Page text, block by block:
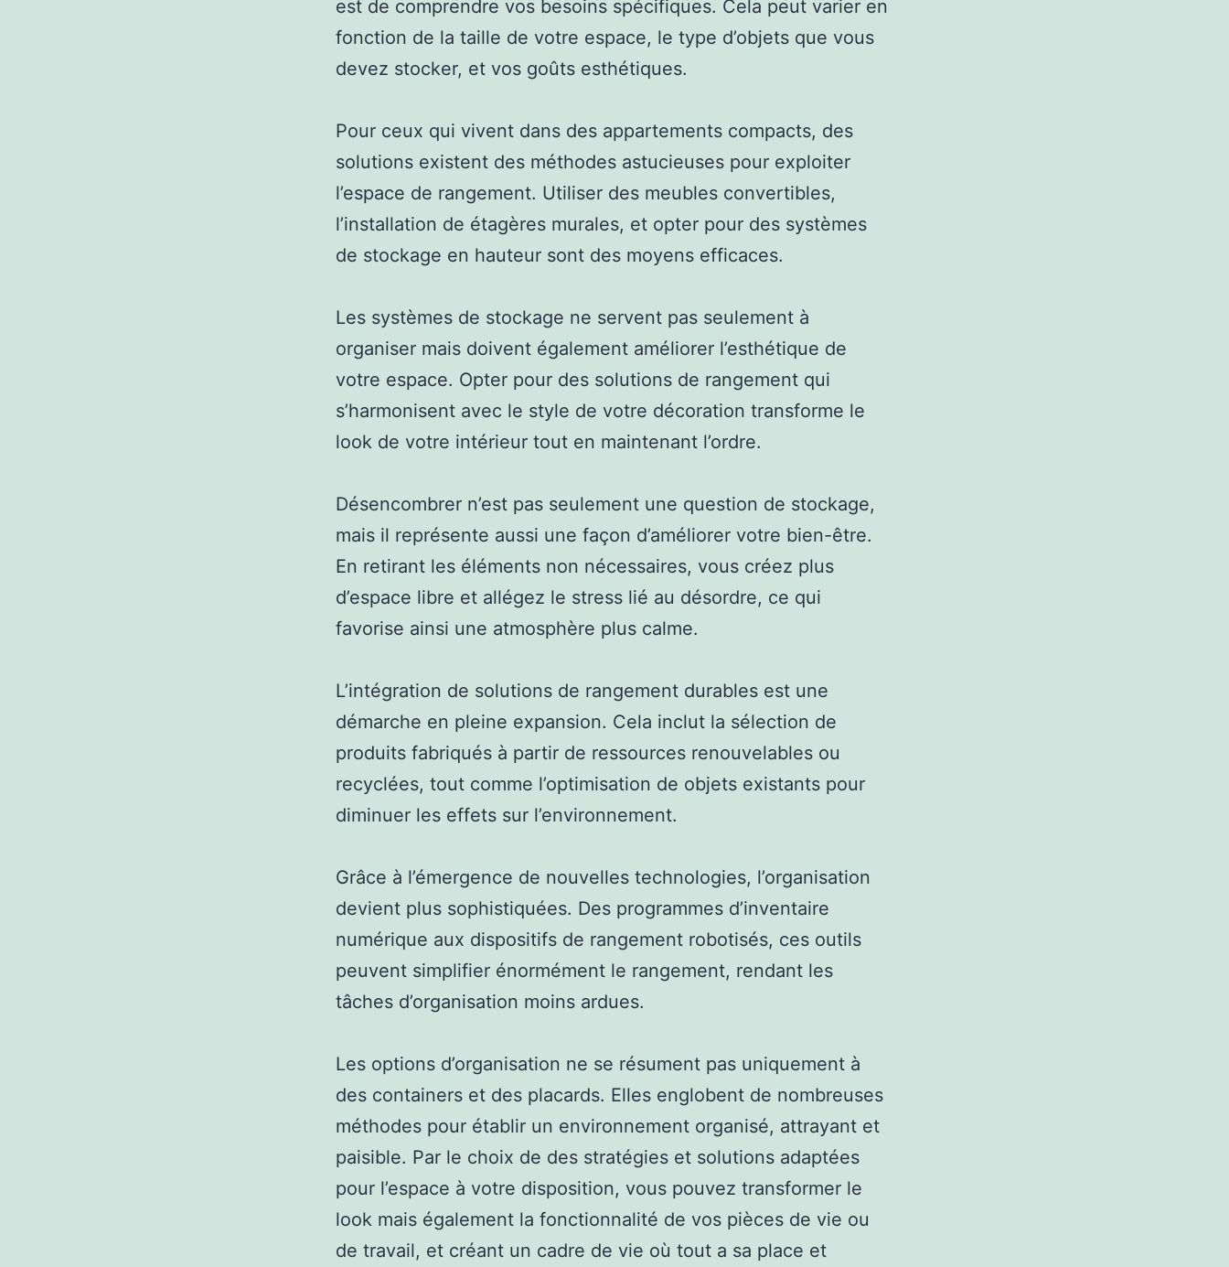
est de comprendre vos besoins spécifiques. Cela peut varier en
fonction de la taille de votre espace, le type d’objets que vous
devez stocker, et vos goûts esthétiques.
Pour ceux qui vivent dans des appartements compacts, des
solutions existent des méthodes astucieuses pour exploiter
l’espace de rangement. Utiliser des meubles convertibles,
l’installation de étagères murales, et opter pour des systèmes
de stockage en hauteur sont des moyens efficaces.
Les systèmes de stockage ne servent pas seulement à
organiser mais doivent également améliorer l’esthétique de
votre espace. Opter pour des solutions de rangement qui
s’harmonisent avec le style de votre décoration transforme le
look de votre intérieur tout en maintenant l’ordre.
Désencombrer n’est pas seulement une question de stockage,
mais il représente aussi une façon d’améliorer votre bien-être.
En retirant les éléments non nécessaires, vous créez plus
d’espace libre et allégez le stress lié au désordre, ce qui
favorise ainsi une atmosphère plus calme.
L’intégration de solutions de rangement durables est une
démarche en pleine expansion. Cela inclut la sélection de
produits fabriqués à partir de ressources renouvelables ou
recyclées, tout comme l’optimisation de objets existants pour
diminuer les effets sur l’environnement.
Grâce à l’émergence de nouvelles technologies, l’organisation
devient plus sophistiquées. Des programmes d’inventaire
numérique aux dispositifs de rangement robotisés, ces outils
peuvent simplifier énormément le rangement, rendant les
tâches d’organisation moins ardues.
Les options d’organisation ne se résument pas uniquement à
des containers et des placards. Elles englobent de nombreuses
méthodes pour établir un environnement organisé, attrayant et
paisible. Par le choix de des stratégies et solutions adaptées
pour l’espace à votre disposition, vous pouvez transformer le
look mais également la fonctionnalité de vos pièces de vie ou
de travail, et créant un cadre de vie où tout a sa place et